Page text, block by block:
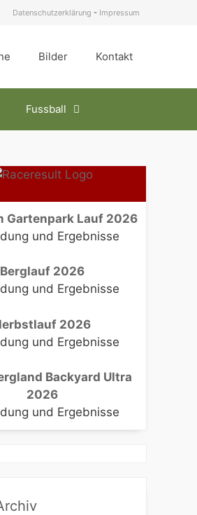
Datenschutzerklärung - Impressum
Bilder Kontakt
Fussball
Outlook Live
Gartenpark Lauf 2026
und Ergebnisse
Berglauf 2026
und Ergebnisse
2026
und Ergebnisse
Backyard Ultra
2026
und Ergebnisse